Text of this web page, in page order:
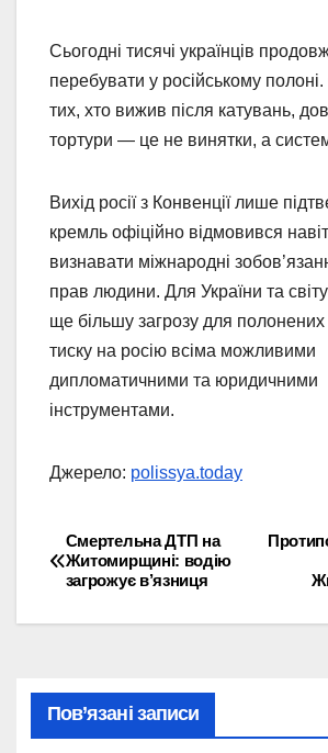
Сьогодні тисячі українців
перебувати у російському
тих, хто вижив після катувань,
тортури — це не винятки, а
Вихід росії з Конвенції лише
кремль офіційно відмовився
визнавати міжнародні
прав людини. Для України та
ще більшу загрозу для полонених
тиску на росію всіма можливими
дипломатичними та юридичними
інструментами.
Джерело: polissya.today
Навігація
записів
Смертельна ДТП на
Житомирщині: водію
загрожує в’язниця
Пов’язані записи